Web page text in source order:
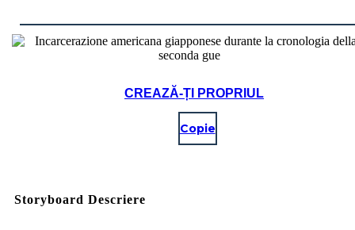
CREAZĂ-ȚI PROPRIUL
Copie
Storyboard Descriere